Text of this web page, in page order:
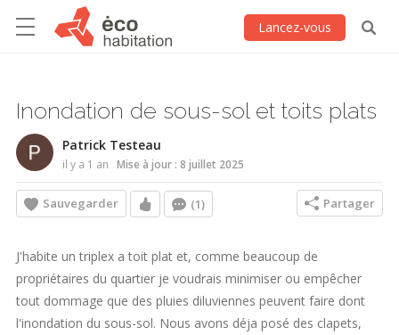
Lancez-vous
Inondation de sous-sol et toits plats
Patrick Testeau
il y a 1 an Mise à jour : 8 juillet 2025
Sauvegarder (1) Partager
J'habite un triplex a toit plat et, comme beaucoup de
propriétaires du quartier je voudrais minimiser ou empêcher
tout dommage que des pluies diluviennes peuvent faire dont
l'inondation du sous-sol. Nous avons déja posé des clapets,